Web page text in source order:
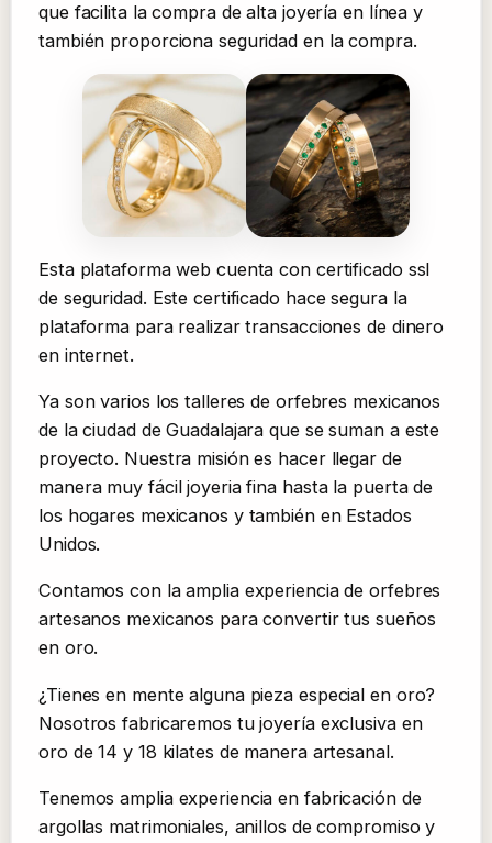
que facilita la compra de alta joyería en línea y
también proporciona seguridad en la compra.
Esta plataforma web cuenta con certificado ssl
de seguridad. Este certificado hace segura la
plataforma para realizar transacciones de dinero
en internet.
Ya son varios los talleres de orfebres mexicanos
de la ciudad de Guadalajara que se suman a este
proyecto. Nuestra misión es hacer llegar de
manera muy fácil joyeria fina hasta la puerta de
los hogares mexicanos y también en Estados
Unidos.
Contamos con la amplia experiencia de orfebres
artesanos mexicanos para convertir tus sueños
en oro.
¿Tienes en mente alguna pieza especial en oro?
Nosotros fabricaremos tu joyería exclusiva en
oro de 14 y 18 kilates de manera artesanal.
Tenemos amplia experiencia en fabricación de
argollas matrimoniales, anillos de compromiso y